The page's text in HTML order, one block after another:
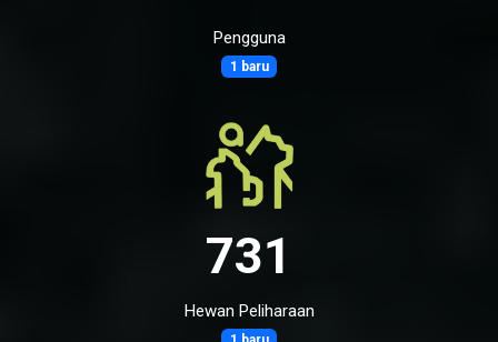
Pengguna
1 baru
731
Hewan Peliharaan